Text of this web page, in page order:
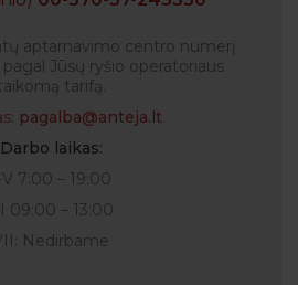
aptarnavimo centro numerį
Jūsų ryšio operatoriaus
tarifą.
pagalba@anteja.lt
Darbo laikas:
V 7:00 – 19:00
09:00 – 13:00
Nedirbame